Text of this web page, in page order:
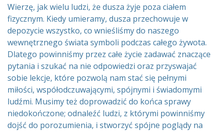
Wierzę, jak wielu ludzi, że dusza żyje poza ciałem
fizycznym. Kiedy umieramy, dusza przechowuje w
depozycie wszystko, co wnieśliśmy do naszego
wewnętrznego świata symboli podczas całego żywota.
Dlatego powinniśmy przez całe życie zadawać znaczące
pytania i szukać na nie odpowiedzi oraz przyswajać
sobie lekcje, które pozwolą nam stać się pełnymi
miłości, współodczuwającymi, spójnymi i świadomymi
ludźmi. Musimy też doprowadzić do końca sprawy
niedokończone; odnaleźć ludzi, z którymi powinniśmy
dojść do porozumienia, i stworzyć spójne poglądy na